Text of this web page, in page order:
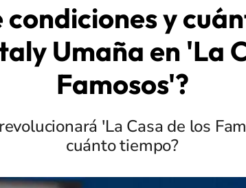
condiciones y
Umaña en 'La
Famosos'?
'La Casa de los
cuánto tiempo?